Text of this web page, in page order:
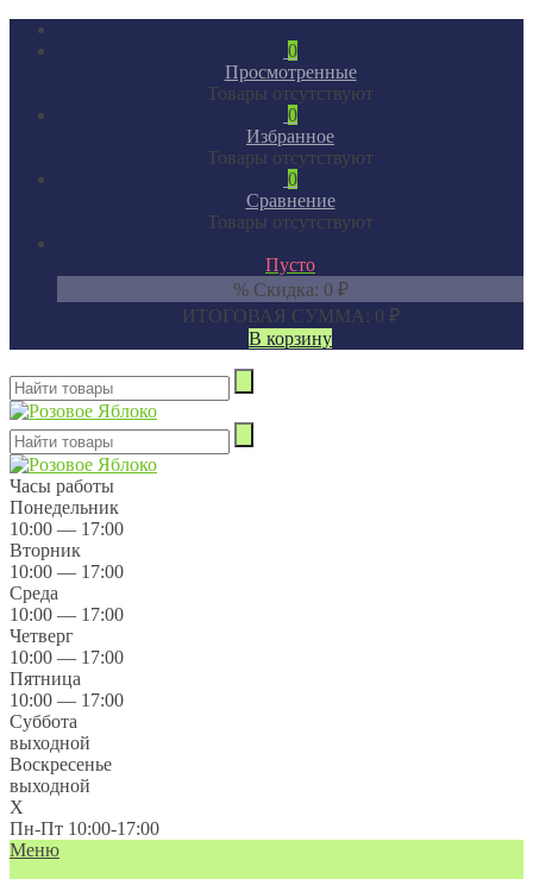
0
Просмотренные
Товары отсутствуют
0
Избранное
Товары отсутствуют
0
Сравнение
Товары отсутствуют
Пусто
% Скидка: 0 ₽
ИТОГОВАЯ СУММА: 0 ₽
В корзину
Часы работы
Понедельник
10:00 — 17:00
Вторник
10:00 — 17:00
Среда
10:00 — 17:00
Четверг
10:00 — 17:00
Пятница
10:00 — 17:00
Суббота
выходной
Воскресенье
выходной
X
Пн-Пт 10:00-17:00
Меню